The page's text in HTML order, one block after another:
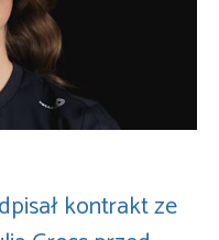
kontrakt ze